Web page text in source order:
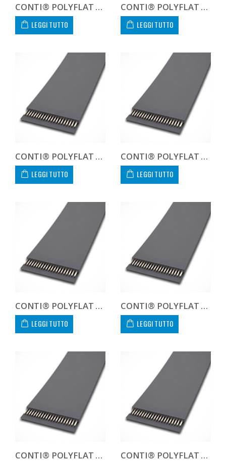
CONTI® POLYFLAT FLA F 100 HF
LEGGI TUTTO
CONTI® POLYFLAT FLA F 100 HP
LEGGI TUTTO
CONTI® POLYFLAT FLA F 100 HS
LEGGI TUTTO
CONTI® POLYFLAT FLA F 100 XHP
LEGGI TUTTO
CONTI® POLYFLAT FLA F 100 XHS
LEGGI TUTTO
CONTI® POLYFLAT FLA F 120 HP
LEGGI TUTTO
CONTI® POLYFLAT FLA F 120 HS CONTI® POLYFLAT FLA F 120 XHP